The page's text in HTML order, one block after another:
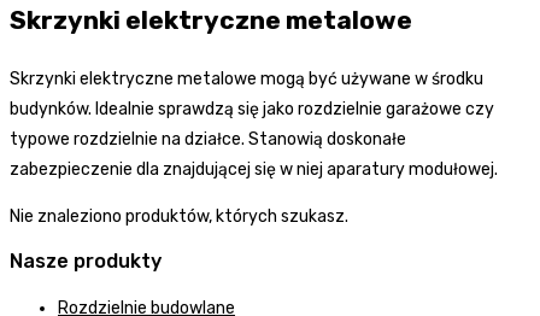
Skrzynki elektryczne metalowe
Skrzynki elektryczne metalowe mogą być używane w środku
budynków. Idealnie sprawdzą się jako rozdzielnie garażowe czy
typowe rozdzielnie na działce. Stanowią doskonałe
zabezpieczenie dla znajdującej się w niej aparatury modułowej.
Nie znaleziono produktów, których szukasz.
Nasze produkty
Rozdzielnie budowlane